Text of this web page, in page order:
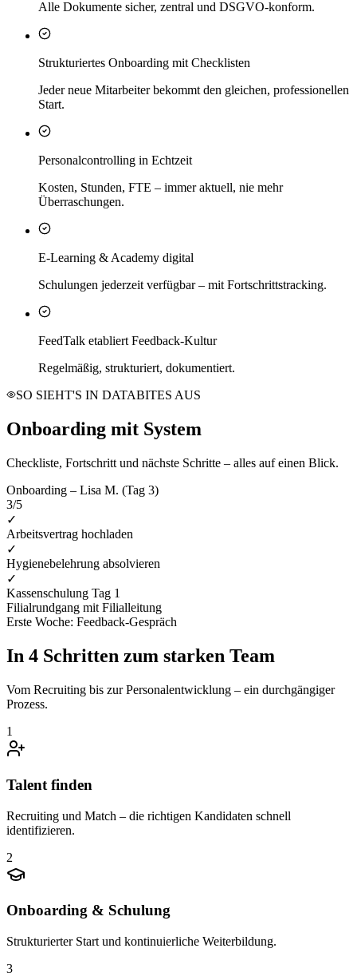
Alle Dokumente sicher, zentral und DSGVO-konform.
Strukturiertes Onboarding mit Checklisten
Jeder neue Mitarbeiter bekommt den gleichen, professionellen
Start.
Personalcontrolling in Echtzeit
Kosten, Stunden, FTE – immer aktuell, nie mehr
Überraschungen.
E-Learning & Academy digital
Schulungen jederzeit verfügbar – mit Fortschrittstracking.
FeedTalk etabliert Feedback-Kultur
Regelmäßig, strukturiert, dokumentiert.
SO SIEHT'S IN DATABITES AUS
Onboarding mit System
Checkliste, Fortschritt und nächste Schritte – alles auf einen Blick.
Onboarding – Lisa M. (Tag 3)
3/5
✓
Arbeitsvertrag hochladen
✓
Hygienebelehrung absolvieren
✓
Kassenschulung Tag 1
Filialrundgang mit Filialleitung
Erste Woche: Feedback-Gespräch
In 4 Schritten zum starken Team
Vom Recruiting bis zur Personalentwicklung – ein durchgängiger
Prozess.
1
Talent finden
Recruiting und Match – die richtigen Kandidaten schnell
identifizieren.
2
Onboarding & Schulung
Strukturierter Start und kontinuierliche Weiterbildung.
3